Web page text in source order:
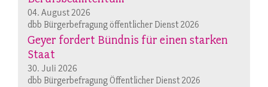
04. August 2026
dbb Bürgerbefragung öffentlicher Dienst 2026
Geyer fordert Bündnis für einen starken
Staat
30. Juli 2026
dbb Bürgerbefragung Öffentlicher Dienst 2026